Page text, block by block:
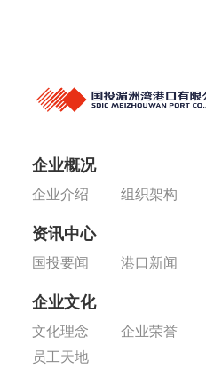
企业概况
企业介绍 组织架构
资讯中心
国投要闻 港口新闻
企业文化
文化理念 企业荣誉
员工天地